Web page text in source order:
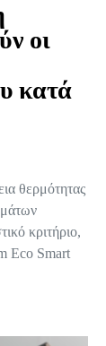
οι
κατά
θερμότητας
κριτήριο,
Eco Smart